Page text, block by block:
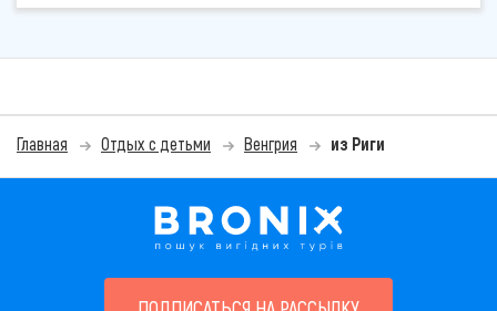
Главная Отдых с детьми Венгрия из Риги